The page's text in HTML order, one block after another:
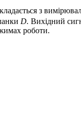
з
D. Вихідний
роботи.